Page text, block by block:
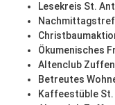
Lesekreis St.
Ökumenisches
Altenclub
Betreutes
Kaffeestüble